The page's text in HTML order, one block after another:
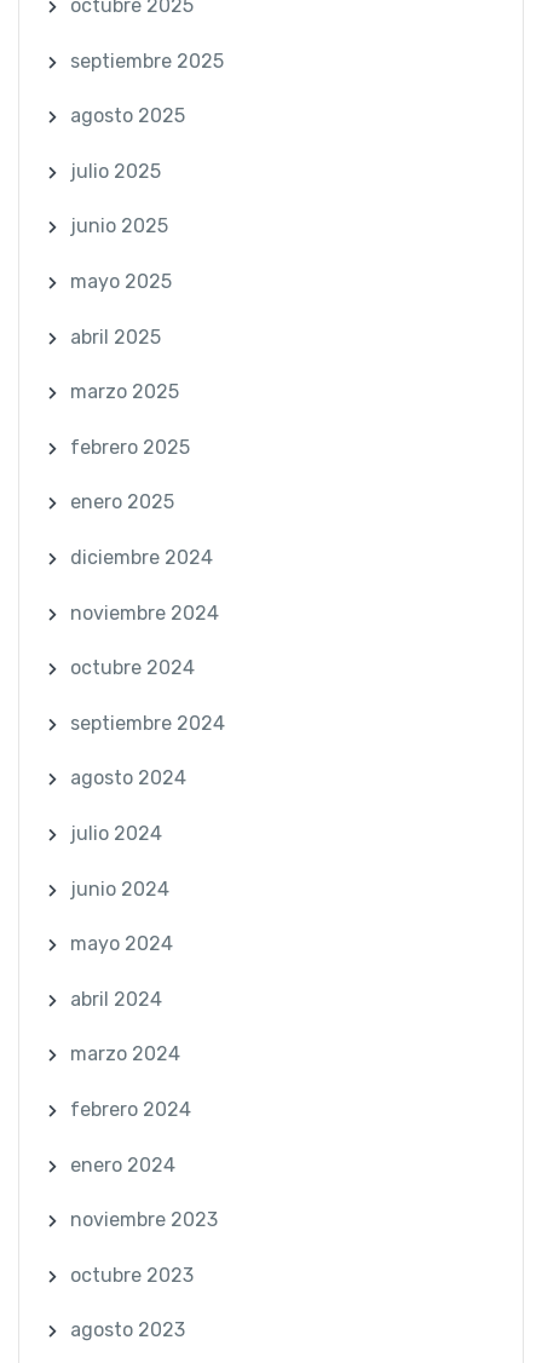
octubre 2025
septiembre 2025
agosto 2025
julio 2025
junio 2025
mayo 2025
abril 2025
marzo 2025
febrero 2025
enero 2025
diciembre 2024
noviembre 2024
octubre 2024
septiembre 2024
agosto 2024
julio 2024
junio 2024
mayo 2024
abril 2024
marzo 2024
febrero 2024
enero 2024
noviembre 2023
octubre 2023
agosto 2023